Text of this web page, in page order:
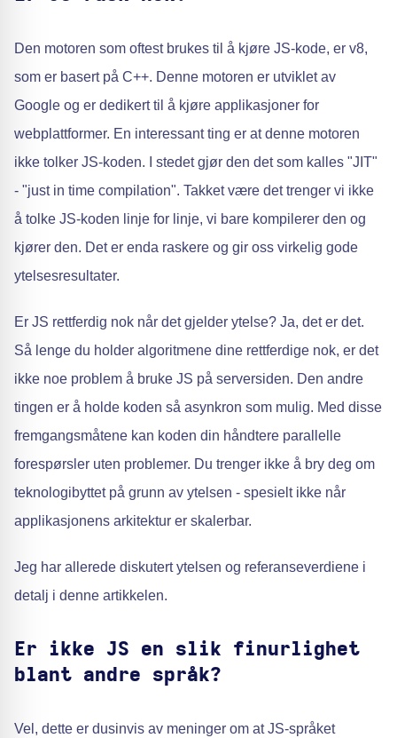
Den motoren som oftest brukes til å kjøre JS-kode, er v8,
som er basert på C++. Denne motoren er utviklet av
Google og er dedikert til å kjøre applikasjoner for
webplattformer. En interessant ting er at denne motoren
ikke tolker JS-koden. I stedet gjør den det som kalles "JIT"
- "just in time compilation". Takket være det trenger vi ikke
å tolke JS-koden linje for linje, vi bare kompilerer den og
kjører den. Det er enda raskere og gir oss virkelig gode
ytelsesresultater.
Er JS rettferdig nok når det gjelder ytelse? Ja, det er det.
Så lenge du holder algoritmene dine rettferdige nok, er det
ikke noe problem å bruke JS på serversiden. Den andre
tingen er å holde koden så asynkron som mulig. Med disse
fremgangsmåtene kan koden din håndtere parallelle
forespørsler uten problemer. Du trenger ikke å bry deg om
teknologibyttet på grunn av ytelsen - spesielt ikke når
applikasjonens arkitektur er skalerbar.
Jeg har allerede diskutert ytelsen og referanseverdiene i
detalj i denne artikkelen.
Er ikke JS en slik finurlighet
blant andre språk?
Vel, dette er dusinvis av meninger om at JS-språket